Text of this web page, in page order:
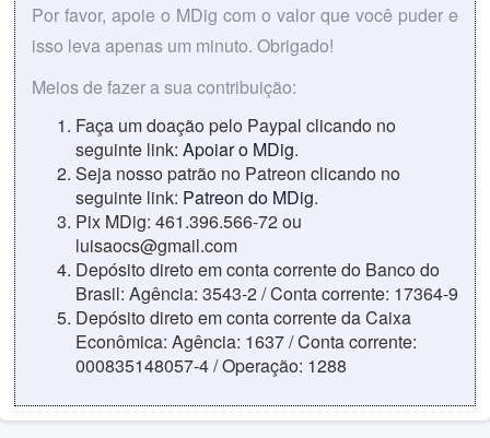
Por favor, apoie o MDig com o valor que você puder e
isso leva apenas um minuto. Obrigado!
Meios de fazer a sua contribuição:
Faça um doação pelo Paypal clicando no
seguinte link: Apoiar o MDig.
Seja nosso patrão no Patreon clicando no
seguinte link: Patreon do MDig.
Pix MDig: 461.396.566-72 ou
luisaocs@gmail.com
Depósito direto em conta corrente do Banco do
Brasil: Agência: 3543-2 / Conta corrente: 17364-9
Depósito direto em conta corrente da Caixa
Econômica: Agência: 1637 / Conta corrente:
000835148057-4 / Operação: 1288